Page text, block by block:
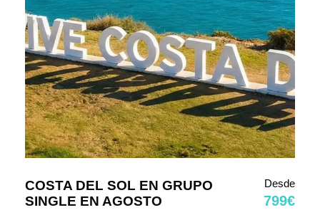
COSTA DEL SOL EN GRUPO
SINGLE EN AGOSTO
Desde
799€